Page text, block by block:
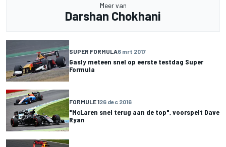
Meer van
Darshan Chokhani
SUPER FORMULA6 mrt 2017
Gasly meteen snel op eerste testdag Super
Formula
FORMULE 126 dec 2016
"McLaren snel terug aan de top", voorspelt Dave
Ryan